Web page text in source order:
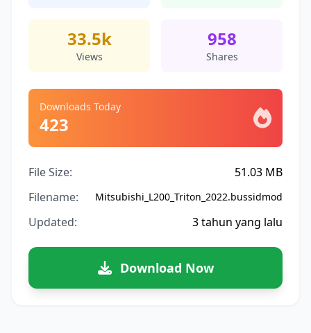
33.5k
Views
958
Shares
Downloads Today
423
File Size:
51.03 MB
Filename:
Mitsubishi_L200_Triton_2022.bussidmod
Updated: 3 tahun yang lalu
Download Now